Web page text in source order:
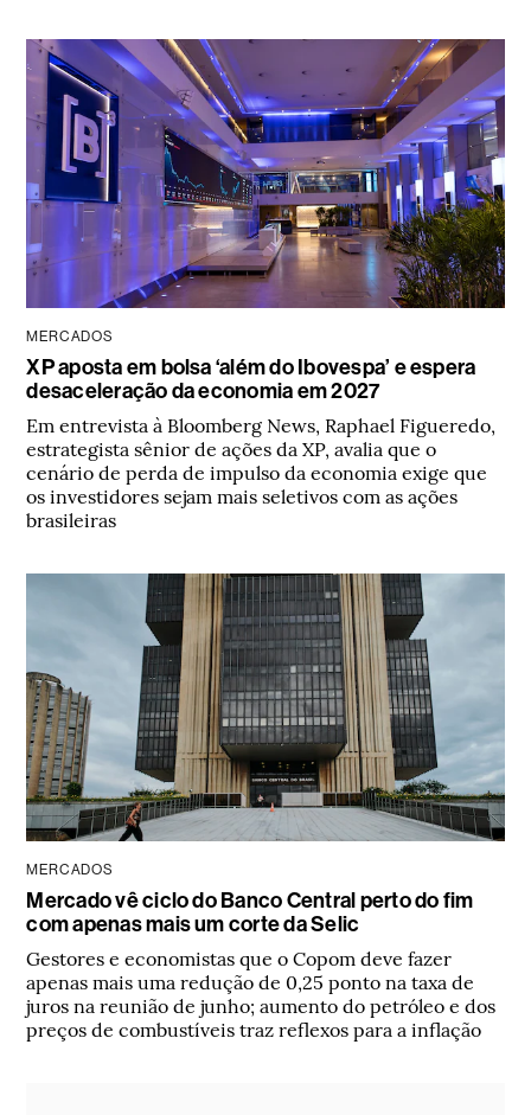
MERCADOS
XP aposta em bolsa ‘além do Ibovespa’ e espera
desaceleração da economia em 2027
Em entrevista à Bloomberg News, Raphael Figueredo,
estrategista sênior de ações da XP, avalia que o
cenário de perda de impulso da economia exige que
os investidores sejam mais seletivos com as ações
brasileiras
MERCADOS
Mercado vê ciclo do Banco Central perto do fim
com apenas mais um corte da Selic
Gestores e economistas que o Copom deve fazer
apenas mais uma redução de 0,25 ponto na taxa de
juros na reunião de junho; aumento do petróleo e dos
preços de combustíveis traz reflexos para a inflação